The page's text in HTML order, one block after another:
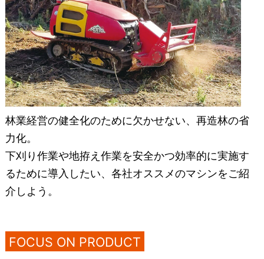
林業経営の健全化のために欠かせない、再造林の省
力化。
下刈り作業や地拵え作業を安全かつ効率的に実施す
るために導入したい、各社オススメのマシンをご紹
介しよう。
FOCUS ON PRODUCT